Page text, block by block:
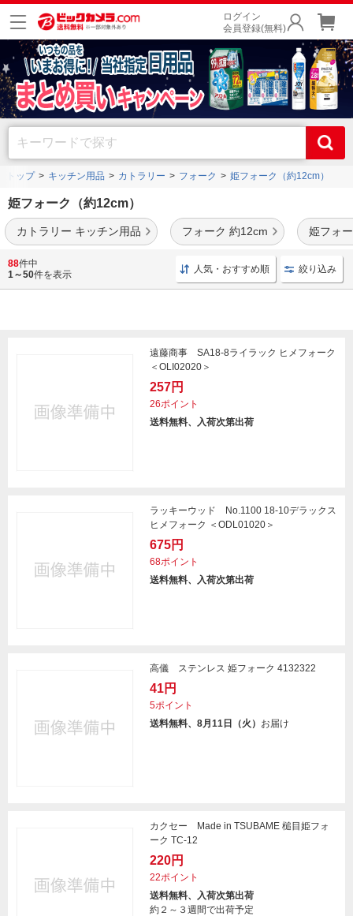
ログイン
会員登録(無料)
トップ キッチン用品 カトラリー フォーク 姫フォーク（約12cm）
姫フォーク（約12cm）
カトラリー キッチン用品 フォーク 約12cm 姫フォ
遠藤商事
などの人気メーカーの姫フォーク（約12cm）を豊富に品揃
え。
88件中
1～50件を表示 人気・おすすめ順 絞り込み
遠藤商事 SA18-8ライラック ヒメフォーク
＜OLI02020＞
257円
26ポイント
送料無料、入荷次第出荷
ラッキーウッド No.1100 18-10デラックス
ヒメフォーク ＜ODL01020＞
675円
68ポイント
送料無料、入荷次第出荷
高儀 ステンレス 姫フォーク 4132322
41円
5ポイント
送料無料、8月11日（火） お届け
カクセー Made in TSUBAME 槌目姫フォ
ーク TC-12
220円
22ポイント
送料無料、入荷次第出荷
約２～３週間で出荷予定